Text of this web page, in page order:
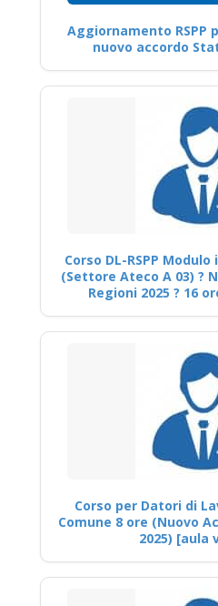
Aggiornamento RSPP
nuovo accordo
Corso DL-RSPP
(Settore Ateco A 03) ?
Regioni 2025 ? 16
Corso per Datori di
Comune 8 ore (Nuovo
2025) [aula